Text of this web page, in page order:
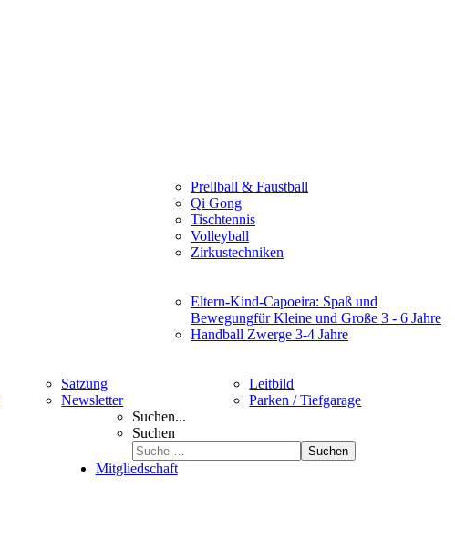
Prellball & Faustball
Qi Gong
Tischtennis
Volleyball
Zirkustechniken
Eltern-Kind-Capoeira: Spaß und
Bewegungfür Kleine und Große 3 - 6 Jahre
Handball Zwerge 3-4 Jahre
Satzung
Leitbild
Newsletter
Parken / Tiefgarage
Suchen...
Suchen
Suchen
Mitgliedschaft